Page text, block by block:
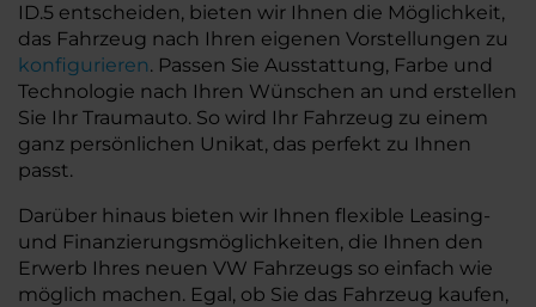
ID.5 entscheiden, bieten wir Ihnen die Möglichkeit,
das Fahrzeug nach Ihren eigenen Vorstellungen zu
konfigurieren. Passen Sie Ausstattung, Farbe und
Technologie nach Ihren Wünschen an und erstellen
Sie Ihr Traumauto. So wird Ihr Fahrzeug zu einem
ganz persönlichen Unikat, das perfekt zu Ihnen
passt.
Darüber hinaus bieten wir Ihnen flexible Leasing-
und Finanzierungsmöglichkeiten, die Ihnen den
Erwerb Ihres neuen VW Fahrzeugs so einfach wie
möglich machen. Egal, ob Sie das Fahrzeug kaufen,